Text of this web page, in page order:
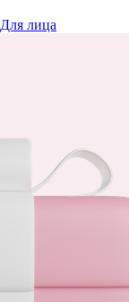
Для лица